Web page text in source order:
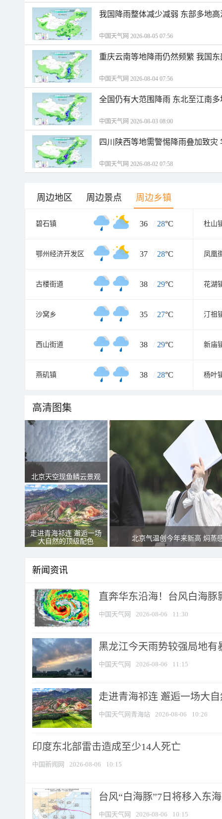
我国降雨整体减少减弱 东部多地
中国天气网 2026-08-05 07:56
重庆云南等地降雨仍然频繁 我国
中国天气网 2026-08-04 07:56
全国仍有大范围降雨 东北至江南
中国天气网 2026-08-03 08:00
四川陕西等地需警惕降雨叠加致
中国天气网 2026-08-02 07:58
周边地区 周边景点 周边乡镇
碧石镇 36 / 28°C 杜山
鄂州经济开发区 37 / 28°C 凤凰
古楼街道 38 / 29°C 花湖
沙窝乡 35 / 27°C 汀祖
西山街道 38 / 29°C 新庙
燕矶镇 38 / 28°C 杨叶
高清图集
北京天空现鱼鳞云景观
走进青海祁连 邂逅一场
大自然的顶级配色
北京气温创今年来新高 焖蒸
新闻资讯
直奔华东沿海！台风白海豚
中国天气网 2026-08-06 11:30
黑龙江今天雨势较强局地有
中国天气网 2026-08-06 11:15
走进青海祁连 邂逅一场大
中国天气网青海站 2026-08-06 10:26
印度东北部雷击造成至少14人死亡
中国新闻网 2026-08-06 10:15
台风“白海豚”7日将移入东
中国天气网 2026-08-06 10:15